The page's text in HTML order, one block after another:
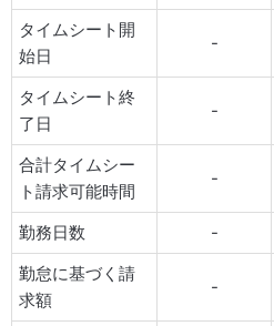
タイムシート開
始日
-
タイムシート終
了日
-
合計タイムシー
ト請求可能時間
-
勤務日数
-
勤怠に基づく請
求額
-